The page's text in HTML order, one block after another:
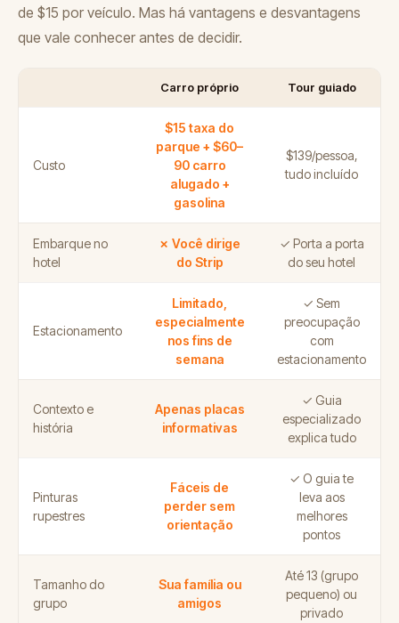
de $15 por veículo. Mas há vantagens e desvantagens
que vale conhecer antes de decidir.
Carro próprio Tour guiado
Custo
$15 taxa do
parque + $60–
90 carro
alugado +
gasolina
$139/pessoa,
tudo incluído
Embarque no
hotel
✗ Você dirige
do Strip
✓ Porta a porta
do seu hotel
Estacionamento
Limitado,
especialmente
nos fins de
semana
✓ Sem
preocupação
com
estacionamento
Contexto e
história
Apenas placas
informativas
✓ Guia
especializado
explica tudo
Pinturas
rupestres
Fáceis de
perder sem
orientação
✓ O guia te
leva aos
melhores
pontos
Tamanho do
grupo
Sua família ou
amigos
Até 13 (grupo
pequeno) ou
privado